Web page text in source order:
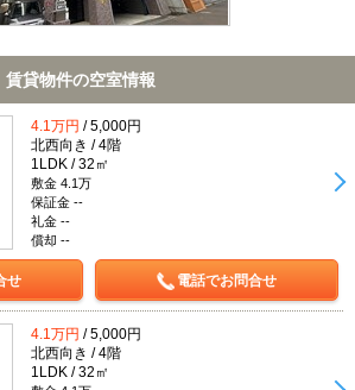
貸物件の空室情報
4.1万円 / 5,000円
北西向き / 4階
1LDK / 32㎡
敷金 4.1万
保証金 --
礼金 --
償却 --
せ 電話でお問合せ
4.1万円 / 5,000円
北西向き / 4階
1LDK / 32㎡